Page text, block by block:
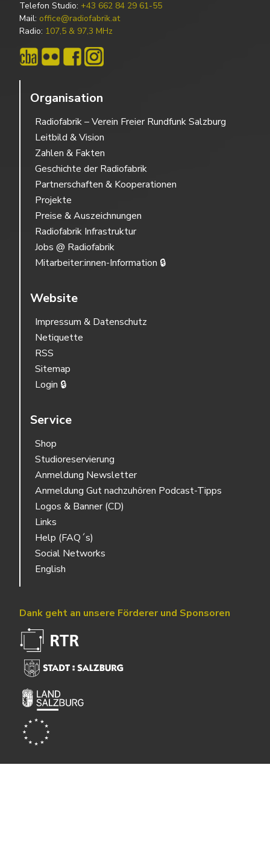
Telefon Studio: +43 662 84 29 61-55
Mail: office@radiofabrik.at
Radio: 107,5 & 97,3 MHz
Organisation
Radiofabrik – Verein Freier Rundfunk Salzburg
Leitbild & Vision
Zahlen & Fakten
Geschichte der Radiofabrik
Partnerschaften & Kooperationen
Projekte
Preise & Auszeichnungen
Radiofabrik Infrastruktur
Jobs @ Radiofabrik
Mitarbeiter:innen-Information 🔒
Website
Impressum & Datenschutz
Netiquette
RSS
Sitemap
Login 🔒
Service
Shop
Studioreservierung
Anmeldung Newsletter
Anmeldung Gut nachzuhören Podcast-Tipps
Logos & Banner (CD)
Links
Help (FAQ´s)
Social Networks
English
Dank geht an unsere Förderer und Sponsoren